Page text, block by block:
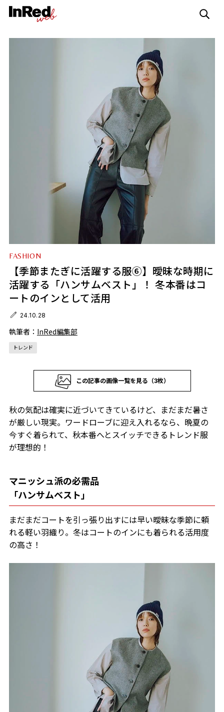
FASHION
【季節またぎに活躍する服⑥】曖昧な時期に
活躍する「ハンサムベスト」！ 冬本番はコ
ートのインとして活用
24.10.28
執筆者： InRed編集部
トレンド
この記事の画像一覧を見る（3枚）
秋の気配は確実に近づいてきているけど、まだまだ暑さ
が厳しい現実。ワードローブに迎え入れるなら、晩夏の
今すぐ着られて、秋本番へとスイッチできるトレンド服
が理想的！
マニッシュ派の必需品
「ハンサムベスト」
まだまだコートを引っ張り出すには早い曖昧な季節に頼
れる軽い羽織り。冬はコートのインにも着られる活用度
の高さ！